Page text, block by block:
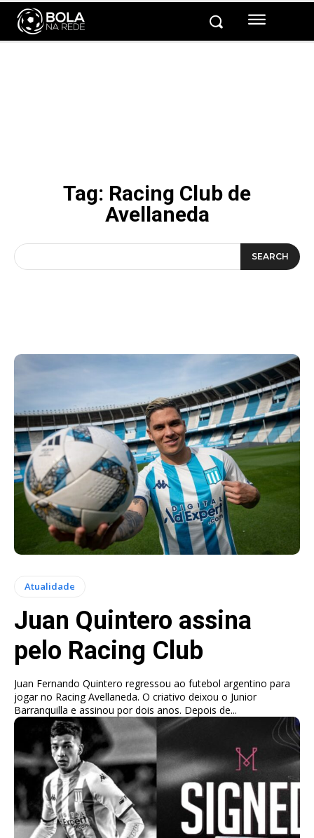
Tag: Racing Club de
Avellaneda
SEARCH
Atualidade
Juan Quintero assina
pelo Racing Club
Juan Fernando Quintero regressou ao futebol argentino para
jogar no Racing Avellaneda. O criativo deixou o Junior
Barranquilla e assinou por dois anos. Depois de...